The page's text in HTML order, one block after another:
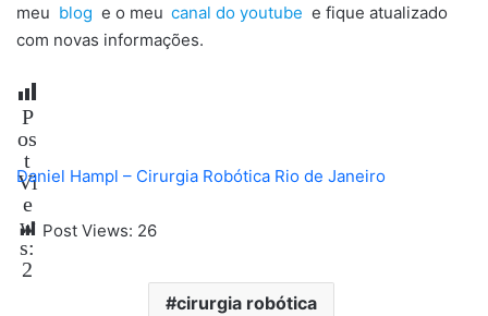
meu blog e o meu canal do youtube e fique atualizado
com novas informações.
P
os
t
Vi
e
w
s:
2
Daniel Hampl – Cirurgia Robótica Rio de Janeiro
Post Views: 26
cirurgia robótica